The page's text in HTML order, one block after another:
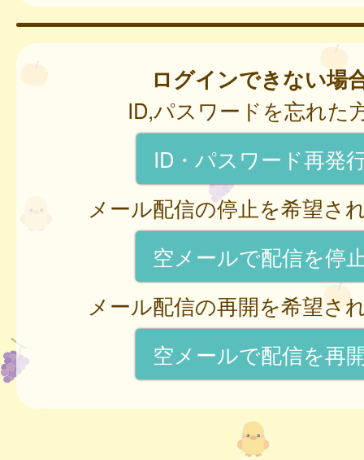
ログインできない場
ID,パスワードを忘れた
ID・パスワード再発
メール配信の停止を希望さ
空メールで配信を停
メール配信の再開を希望さ
空メールで配信を再